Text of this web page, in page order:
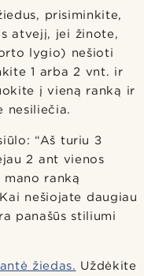
prisiminkite,
atvejį, jei žinote,
lygio) nešioti
1 arba 2 vnt. ir
į vieną ranką ir
nesiliečia.
“Aš turiu 3
2 ant vienos
ranką
nešiojate daugiau
panašūs stiliumi
žiedas. Uždėkite